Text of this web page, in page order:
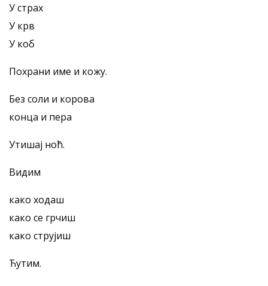
У страх
У крв
У коб
Похрани име и кожу.
Без соли и корова
конца и пера
Утишај ноћ.
Видим
како ходаш
како се грчиш
како струјиш
Ћутим.